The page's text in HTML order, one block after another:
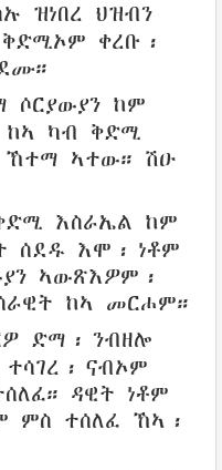
ዝነበረ ህዝብን
ቅድሚኦም ቀረቡ ፡
።
ሶርያውያን ከም
ከኣ ካብ ቅድሚ
ኸተማ ኣተው። ሽዑ
እስራኤል ከም
ሰደዱ እሞ፡ ነቶም
ኣውጽእዎም ፡
ከኣ መርሖም።
ድማ፡ ንብዘሎ
ተሳገረ ፡ ናብኦም
። ዳዊት ነቶም
ምስ ተሰለፈ ኸኣ ፡